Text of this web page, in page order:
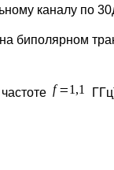
каналу по
биполярном